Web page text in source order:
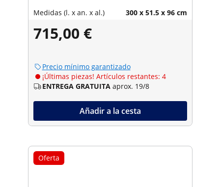
Medidas (l. x an. x al.) 300 x 51.5 x 96 cm
715,00 €
Precio mínimo garantizado
¡Últimas piezas! Artículos restantes: 4
ENTREGA GRATUITA aprox. 19/8
Añadir a la cesta
Oferta